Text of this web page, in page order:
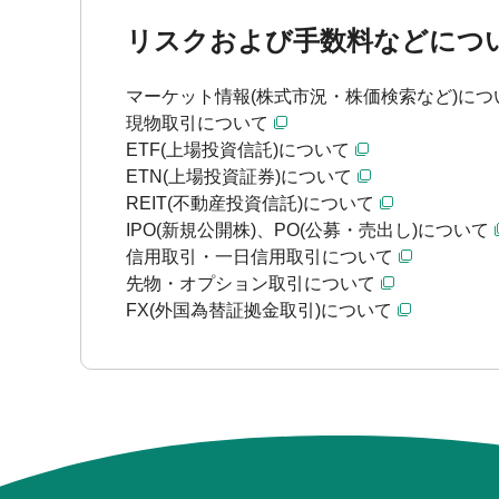
リスクおよび手数料などにつ
マーケット情報(株式市況・株価検索など)につ
現物取引について
ETF(上場投資信託)について
ETN(上場投資証券)について
REIT(不動産投資信託)について
IPO(新規公開株)、PO(公募・売出し)について
信用取引・一日信用取引について
先物・オプション取引について
FX(外国為替証拠金取引)について